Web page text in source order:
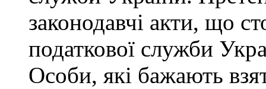
законодавчі акти, що
податкової служби
Особи, які бажають